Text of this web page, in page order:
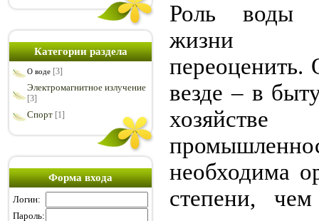
Категории раздела
О воде [3]
Электромагнитное излучение
[3]
Спорт [1]
Форма входа
Логин:
Пароль:
Роль воды
жизни
везде – в
необходима
степени,